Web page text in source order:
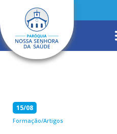
15/08
Formação/Artigos